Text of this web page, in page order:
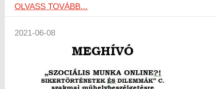
OLVASS TOVÁBB...
2021-06-08